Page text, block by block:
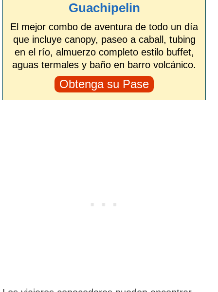
Guachipelin
El mejor combo de aventura de todo un día
que incluye canopy, paseo a caball, tubing
en el río, almuerzo completo estilo buffet,
aguas termales y baño en barro volcánico.
Obtenga su Pase